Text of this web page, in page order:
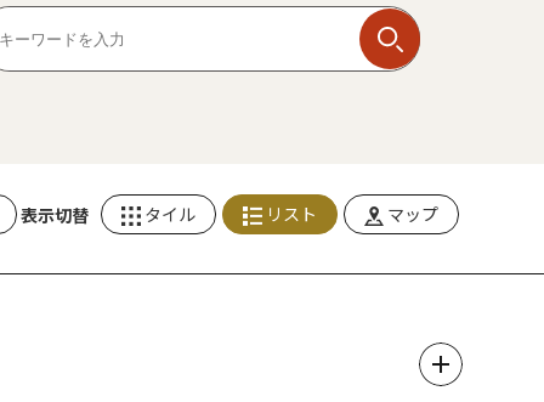
表示切替 タイル リスト マップ